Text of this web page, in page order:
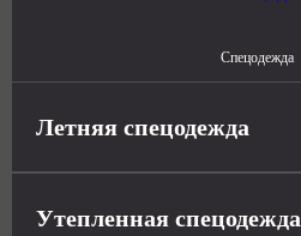
Спецодежда
Летняя спецодежда
Утепленная спецодежда